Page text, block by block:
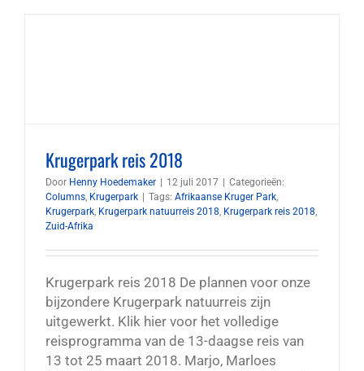
Krugerpark reis 2018
Door Henny Hoedemaker 12 juli 2017
Categorieën:
Columns, Krugerpark Tags: Afrikaanse Kruger Park,
Krugerpark, Krugerpark natuurreis 2018, Krugerpark reis 2018,
Zuid-Afrika
Krugerpark reis 2018 De plannen voor onze
bijzondere Krugerpark natuurreis zijn
uitgewerkt. Klik hier voor het volledige
reisprogramma van de 13-daagse reis van
13 tot 25 maart 2018. Marjo, Marloes